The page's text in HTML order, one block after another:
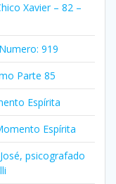
Xavier – 82 –
919
Parte 85
Espírita
Espírita
psicografado